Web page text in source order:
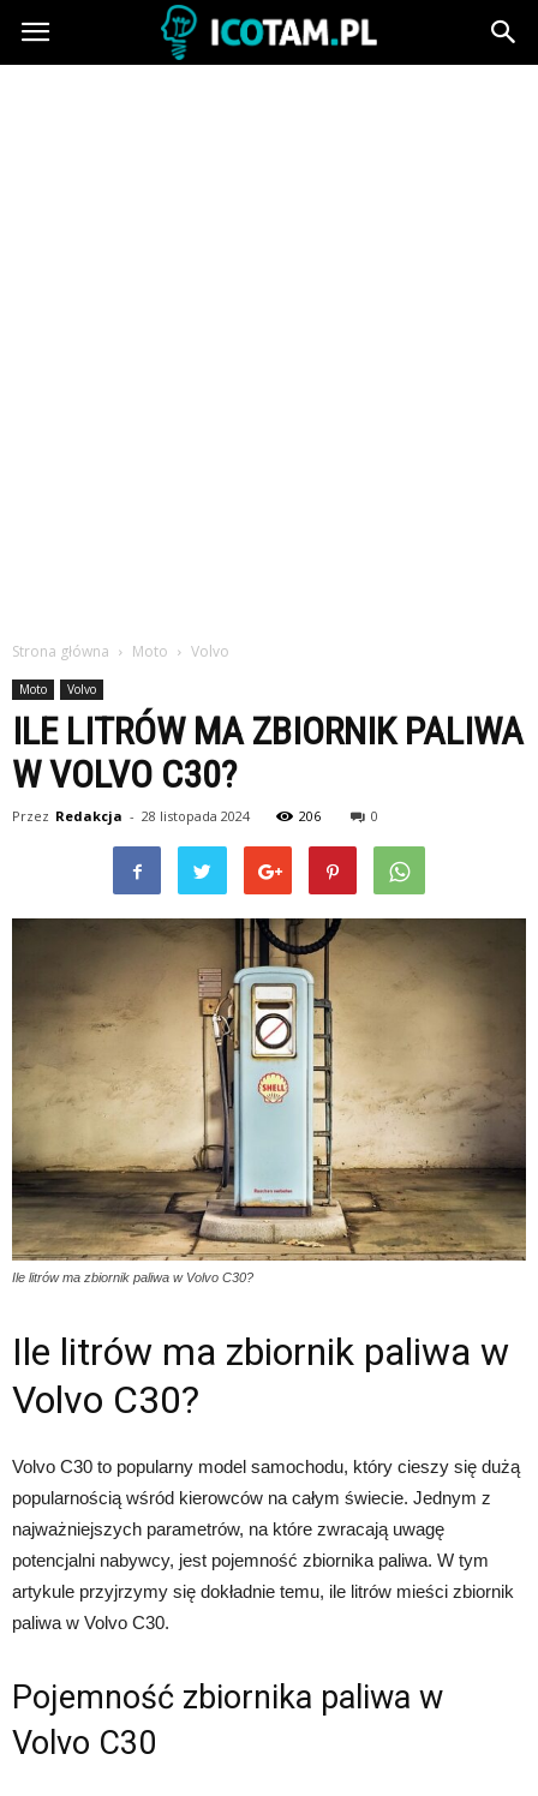
icotam.pl
Strona główna Moto Volvo
Moto Volvo
ILE LITRÓW MA ZBIORNIK PALIWA
W VOLVO C30?
Przez Redakcja - 28 listopada 2024 206 0
Ile litrów ma zbiornik paliwa w Volvo C30?
Ile litrów ma zbiornik paliwa w
Volvo C30?
Volvo C30 to popularny model samochodu, który cieszy się dużą
popularnością wśród kierowców na całym świecie. Jednym z
najważniejszych parametrów, na które zwracają uwagę
potencjalni nabywcy, jest pojemność zbiornika paliwa. W tym
artykule przyjrzymy się dokładnie temu, ile litrów mieści zbiornik
paliwa w Volvo C30.
Pojemność zbiornika paliwa w
Volvo C30